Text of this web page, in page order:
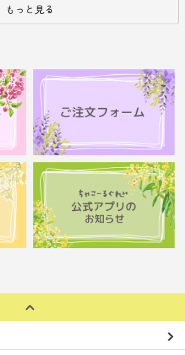
もっと見る